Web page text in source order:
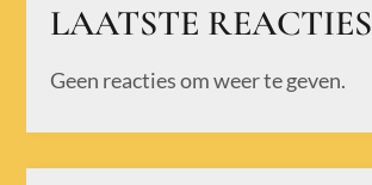
LAATSTE REACTIES
Geen reacties om weer te geven.